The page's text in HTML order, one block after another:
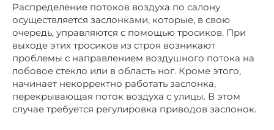
Распределение потоков воздуха по салону
осуществляется заслонками, которые, в свою
очередь, управляются с помощью тросиков. При
выходе этих тросиков из строя возникают
проблемы с направлением воздушного потока на
лобовое стекло или в область ног. Кроме этого,
начинает некорректно работать заслонка,
перекрывающая поток воздуха с улицы. В этом
случае требуется регулировка приводов заслонок.